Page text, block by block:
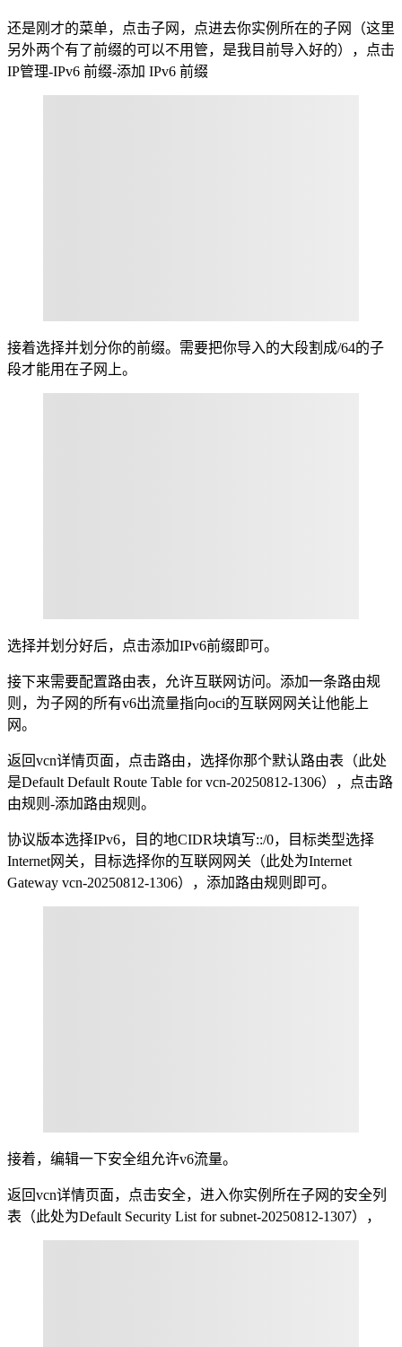
还是刚才的菜单，点击子网，点进去你实例所在的子网（这里
另外两个有了前缀的可以不用管，是我目前导入好的），点击
IP管理-IPv6 前缀-添加 IPv6 前缀
接着选择并划分你的前缀。需要把你导入的大段割成/64的子
段才能用在子网上。
选择并划分好后，点击添加IPv6前缀即可。
接下来需要配置路由表，允许互联网访问。添加一条路由规
则，为子网的所有v6出流量指向oci的互联网网关让他能上
网。
返回vcn详情页面，点击路由，选择你那个默认路由表（此处
是Default Default Route Table for vcn-20250812-1306），点击路
由规则-添加路由规则。
协议版本选择IPv6，目的地CIDR块填写::/0，目标类型选择
Internet网关，目标选择你的互联网网关（此处为Internet
Gateway vcn-20250812-1306），添加路由规则即可。
接着，编辑一下安全组允许v6流量。
返回vcn详情页面，点击安全，进入你实例所在子网的安全列
表（此处为Default Security List for subnet-20250812-1307），